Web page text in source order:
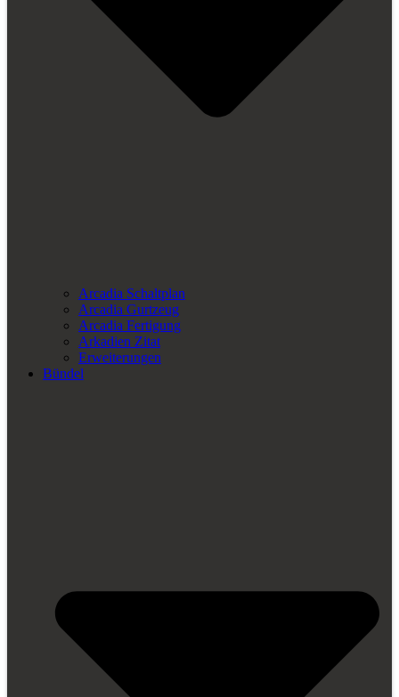
Arcadia Schaltplan
Arcadia Gurtzeug
Arcadia Fertigung
Arkadien Zitat
Erweiterungen
Bündel